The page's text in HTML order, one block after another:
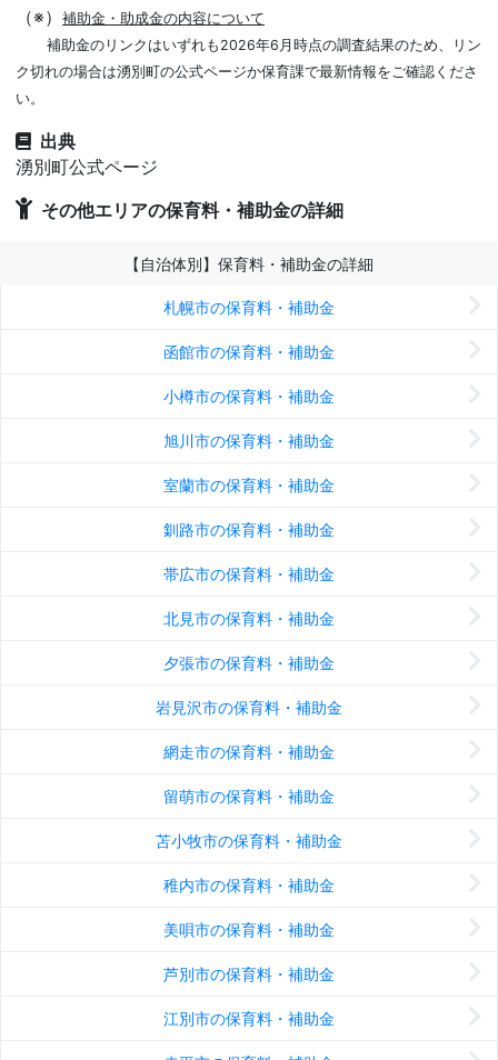
（※）
補助金・助成金の内容について
補助金のリンクはいずれも2026年6月時点の調査結果のため、リン
ク切れの場合は湧別町の公式ページか保育課で最新情報をご確認くださ
い。
出典
湧別町公式ページ
その他エリアの保育料・補助金の詳細
【自治体別】保育料・補助金の詳細
札幌市の保育料・補助金
函館市の保育料・補助金
小樽市の保育料・補助金
旭川市の保育料・補助金
室蘭市の保育料・補助金
釧路市の保育料・補助金
帯広市の保育料・補助金
北見市の保育料・補助金
夕張市の保育料・補助金
岩見沢市の保育料・補助金
網走市の保育料・補助金
留萌市の保育料・補助金
苫小牧市の保育料・補助金
稚内市の保育料・補助金
美唄市の保育料・補助金
芦別市の保育料・補助金
江別市の保育料・補助金